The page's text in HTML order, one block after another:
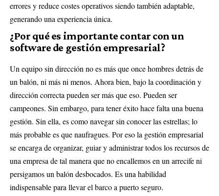
errores y reduce costes operativos siendo también adaptable,
generando una experiencia única.
¿Por qué es importante contar con un
software de gestión empresarial?
Un equipo sin dirección no es más que once hombres detrás de
un balón, ni más ni menos. Ahora bien, bajo la coordinación y
dirección correcta pueden ser más que eso. Pueden ser
campeones. Sin embargo, para tener éxito hace falta una buena
gestión. Sin ella, es como navegar sin conocer las estrellas; lo
más probable es que naufragues. Por eso la gestión empresarial
se encarga de organizar, guiar y administrar todos los recursos de
una empresa de tal manera que no encallemos en un arrecife ni
persigamos un balón desbocados. Es una habilidad
indispensable para llevar el barco a puerto seguro.